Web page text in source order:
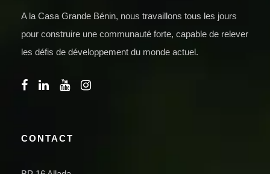
A la Casa Grande Bénin, nous travaillons tous les jours
pour construire une communauté forte, capable de relever
les défis de développement du monde actuel.
CONTACT